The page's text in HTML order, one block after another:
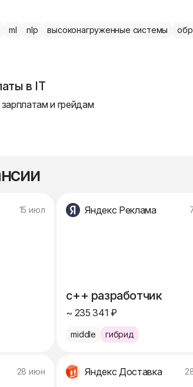
ml nlp высоконагруженные системы
в IT
и грейдам
15 июл Яндекс Реклама
c++ разработчик
~ 235 341 ₽
middle гибрид
28 июн Яндекс Доставка